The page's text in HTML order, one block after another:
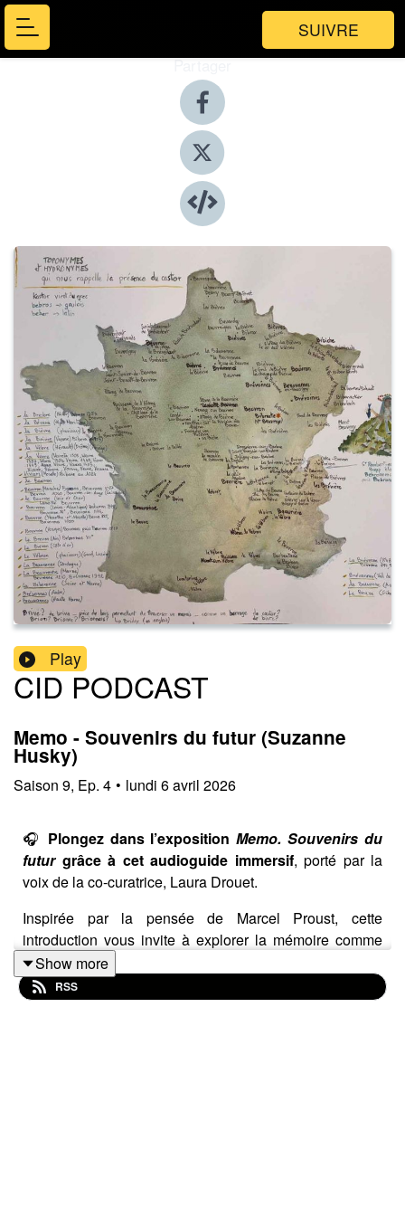
SUIVRE
Partager
Play
CID PODCAST
Memo - Souvenirs du futur (Suzanne
Husky)
Saison 9, Ep. 4 • lundi 6 avril 2026
🎧 Plongez dans l’expositionMemo. Souvenirs du
futurgrâce à cet audioguide immersif, porté par la
voix de la co-curatrice, Laura Drouet.
Inspirée par la pensée de Marcel Proust, cette
introduction vous invite à explorer la mémoire comme
une expérience profondément sensorielle, où les objets,
les lieux et les sensations deviennent les gardiens du
passé.
Show more
RSS